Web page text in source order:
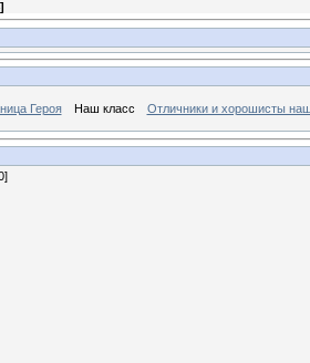
]
Героя Наш класс Отличники и хорошисты